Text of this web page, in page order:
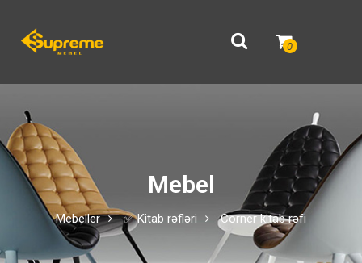
0
Mebel
Mebeller ✅ Kitab rəfləri Corner kitab rəfi